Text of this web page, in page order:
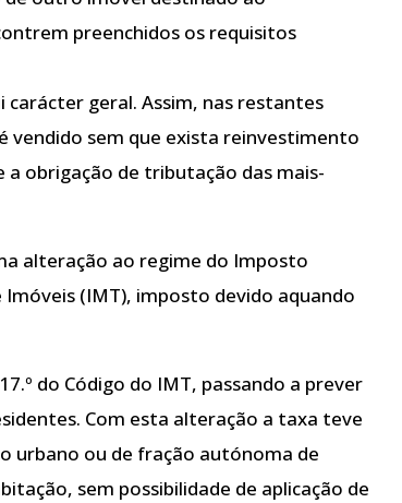
preenchidos os requisitos
geral. Assim, nas restantes
vendido sem que exista reinvestimento
obrigação de tributação das mais-
alteração ao regime do Imposto
Imóveis (IMT), imposto devido aquando
do Código do IMT, passando a prever
Com esta alteração a taxa teve
urbano ou de fração autónoma de
sem possibilidade de aplicação de